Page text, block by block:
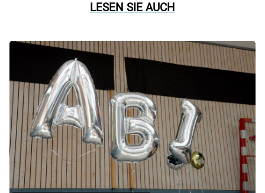
LESEN SIE AUCH